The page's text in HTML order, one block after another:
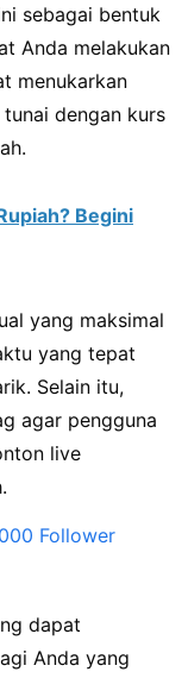
sebagai bentuk
Anda melakukan
menukarkan
dengan kurs
Begini
yang maksimal
yang tepat
Selain itu,
agar pengguna
live
Follower
dapat
Anda yang